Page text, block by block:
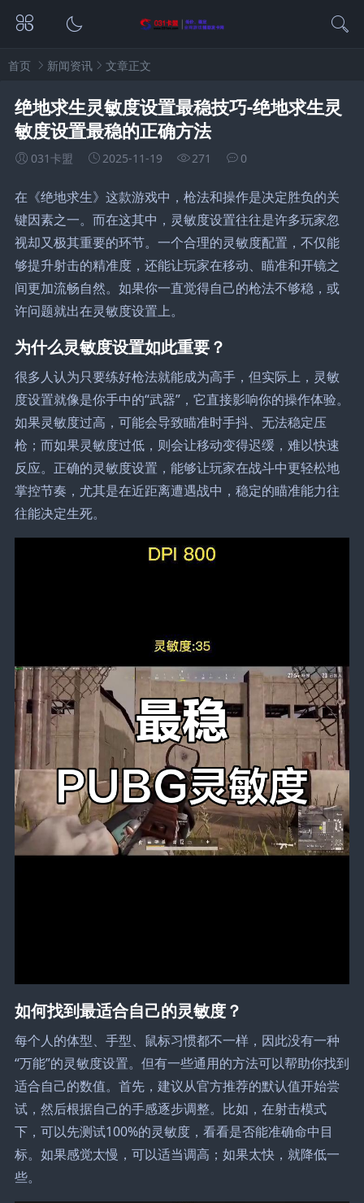
首页 新闻资讯 文章正文
绝地求生灵敏度设置最稳技巧-绝地求生灵
敏度设置最稳的正确方法
031卡盟 2025-11-19 271 0
在《绝地求生》这款游戏中，枪法和操作是决定胜负的关
键因素之一。而在这其中，灵敏度设置往往是许多玩家忽
视却又极其重要的环节。一个合理的灵敏度配置，不仅能
够提升射击的精准度，还能让玩家在移动、瞄准和开镜之
间更加流畅自然。如果你一直觉得自己的枪法不够稳，或
许问题就出在灵敏度设置上。
为什么灵敏度设置如此重要？
很多人认为只要练好枪法就能成为高手，但实际上，灵敏
度设置就像是你手中的“武器”，它直接影响你的操作体验。
如果灵敏度过高，可能会导致瞄准时手抖、无法稳定压
枪；而如果灵敏度过低，则会让移动变得迟缓，难以快速
反应。正确的灵敏度设置，能够让玩家在战斗中更轻松地
掌控节奏，尤其是在近距离遭遇战中，稳定的瞄准能力往
往能决定生死。
如何找到最适合自己的灵敏度？
每个人的体型、手型、鼠标习惯都不一样，因此没有一种
“万能”的灵敏度设置。但有一些通用的方法可以帮助你找到
适合自己的数值。首先，建议从官方推荐的默认值开始尝
试，然后根据自己的手感逐步调整。比如，在射击模式
下，可以先测试100%的灵敏度，看看是否能准确命中目
标。如果感觉太慢，可以适当调高；如果太快，就降低一
些。